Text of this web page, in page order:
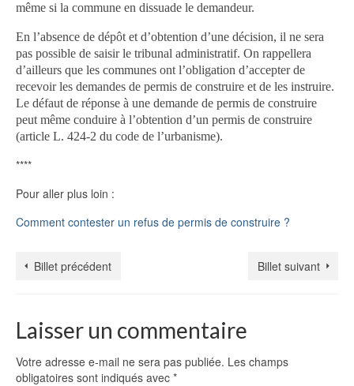
même si la commune en dissuade le demandeur.
En l’absence de dépôt et d’obtention d’une décision, il ne sera
pas possible de saisir le tribunal administratif. On rappellera
d’ailleurs que les communes ont l’obligation d’accepter de
recevoir les demandes de permis de construire et de les instruire.
Le défaut de réponse à une demande de permis de construire
peut même conduire à l’obtention d’un permis de construire
(article L. 424-2 du code de l’urbanisme).
****
Pour aller plus loin :
Comment contester un refus de permis de construire ?
Billet précédent Billet suivant
Laisser un commentaire
Votre adresse e-mail ne sera pas publiée. Les champs
obligatoires sont indiqués avec *